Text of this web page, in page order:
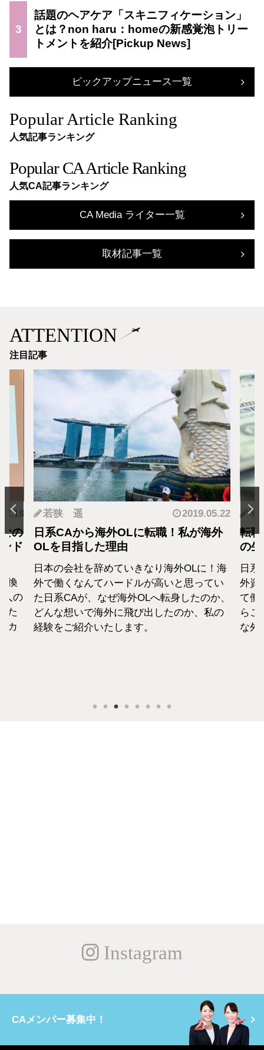
3
話題のヘアケア「スキニフィケーション」
とは？non haru：homeの新感覚泡トリー
トメントを紹介
ピックアップニュース一覧
Popular Article Ranking
人気記事ランキング
Popular CA Article Ranking
人気CA記事ランキング
CA Media ライター一覧
取材記事一覧
ATTENTION
注目記事
の
ド
換
人の
た
カ
若狭 遥 2019.05.22
日系CAから海外OLに転職！私が海外
OLを目指した理由
日本の会社を辞めていきなり海外OLに！海
外で働くなんてハードルが高いと思ってい
た日系CAが、なぜ海外OLへ転身したのか、
どんな想いで海外に飛び出したのか、私の
経験をご紹介いたします。
羽
転
の
日
外資
て働
らこ
な外
Instagram
CAメンバー募集中！